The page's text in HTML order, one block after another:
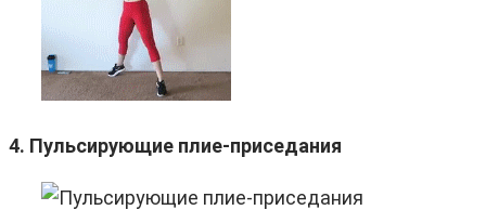
4. Пульсирующие плие-приседания